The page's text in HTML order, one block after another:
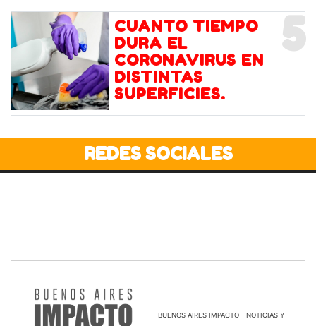
5
CUANTO TIEMPO
DURA EL
CORONAVIRUS EN
DISTINTAS
SUPERFICIES.
REDES SOCIALES
BUENOS AIRES IMPACTO - NOTICIAS Y